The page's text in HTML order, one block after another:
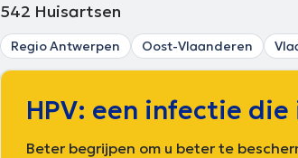
542 Huisartsen
Regio Antwerpen Oost-Vlaanderen
HPV: een infectie
Beter begrijpen om u beter te